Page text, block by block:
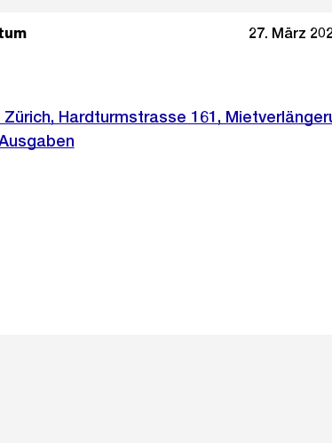
27. März
Hardturmstrasse 161,